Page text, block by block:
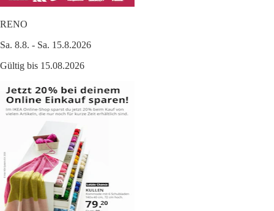
RENO
Sa. 8.8. - Sa. 15.8.2026
Gültig bis 15.08.2026